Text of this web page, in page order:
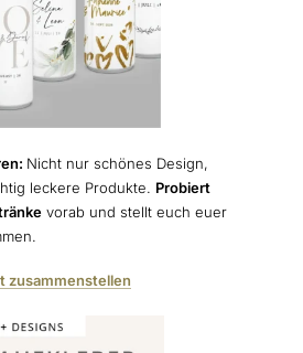
Nicht nur schönes Design,
leckere Produkte. Probiert
vorab und stellt euch euer
zusammenstellen